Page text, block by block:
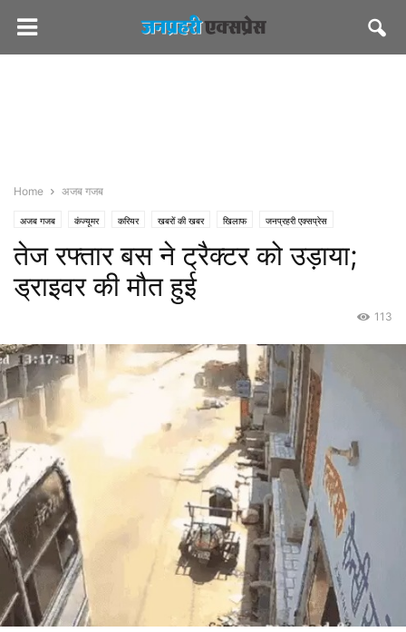
Home अजब गजब
अजब गजब कंज्यूमर करियर खबरों की खबर खिलाफ जनप्रहरी एक्सप्रेस
जनप्रहरी लेटेस्ट राज्य नागौर शासन-प्रशासन
तेज रफ्तार बस ने ट्रैक्टर को उड़ाया;
ड्राइवर की मौत हुई
113